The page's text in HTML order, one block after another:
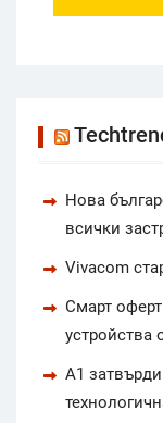
Нова
всички
Vivacom
Смарт
устройства
А1